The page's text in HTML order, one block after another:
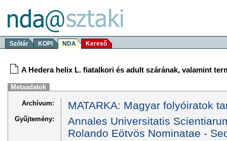
Szótár KOPI NDA Kereső
A Hedera helix L. fiatalkori és adult szárának, valamint
Metaadatok
Archívum: MATARKA: Magyar folyóiratok
Gyűjtemény:
Annales Universitatis
Rolando Eötvös Nominatae -